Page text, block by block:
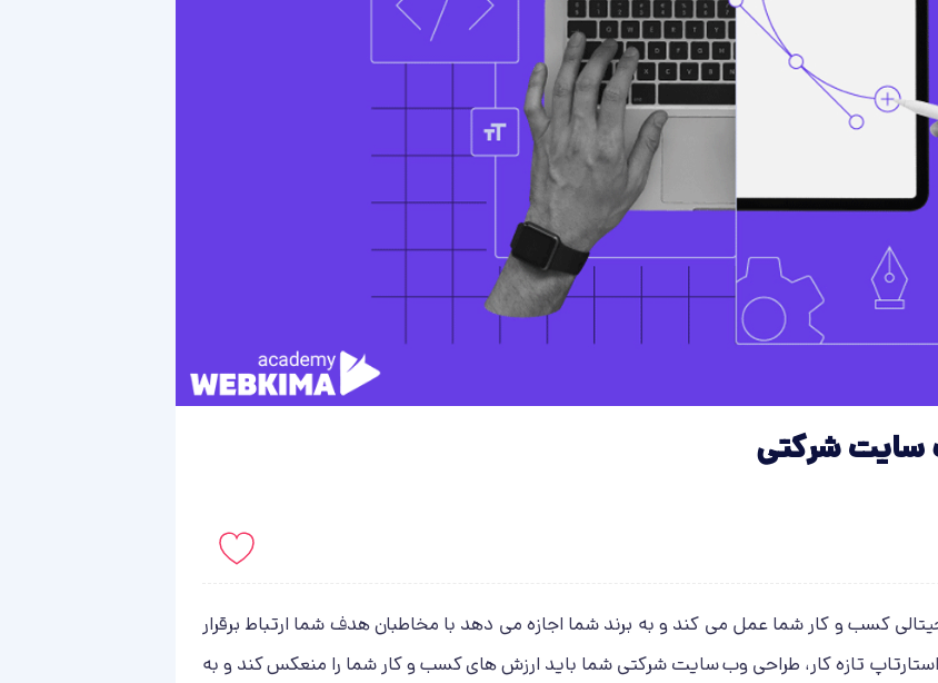
کسب و کار شما عمل می کند و به برند شما اجازه می دهد با مخاطبان هدف شما ارتباط برقرار
تازه کار، طراحی وب سایت شرکتی شما باید ارزش های کسب و کار شما را منعکس کند و به